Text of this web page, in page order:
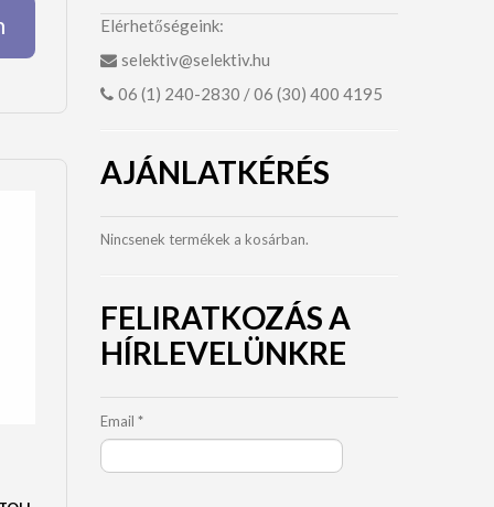
Elérhetőségeink:
selektiv@selektiv.hu
06 (1) 240-2830 / 06 (30) 400 4195
AJÁNLATKÉRÉS
Nincsenek termékek a kosárban.
FELIRATKOZÁS A
HÍRLEVELÜNKRE
Email *